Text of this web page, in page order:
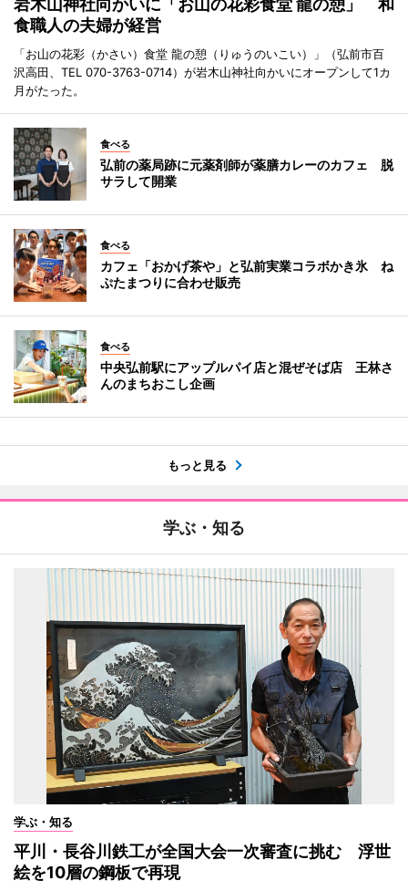
岩木山神社向かいに「お山の花彩食堂 龍の憩」 和
食職人の夫婦が経営
「お山の花彩（かさい）食堂 龍の憩（りゅうのいこい）」（弘前市百
沢高田、TEL 070-3763-0714）が岩木山神社向かいにオープンして1カ
月がたった。
食べる
弘前の薬局跡に元薬剤師が薬膳カレーのカフェ 脱
サラして開業
食べる
カフェ「おかげ茶や」と弘前実業コラボかき氷 ね
ぷたまつりに合わせ販売
食べる
中央弘前駅にアップルパイ店と混ぜそば店 王林さ
んのまちおこし企画
もっと見る
学ぶ・知る
学ぶ・知る
平川・長谷川鉄工が全国大会一次審査に挑む 浮世
絵を10層の鋼板で再現